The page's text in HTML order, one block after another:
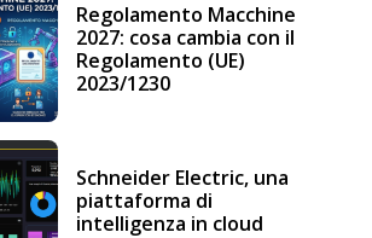
Regolamento Macchine
2027: cosa cambia con il
Regolamento (UE)
2023/1230
Schneider Electric, una
piattaforma di
intelligenza in cloud